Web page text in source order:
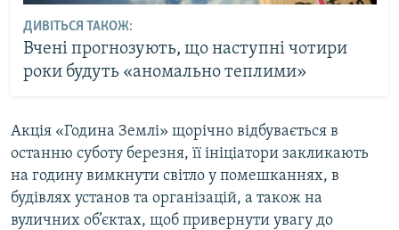
ДИВІТЬСЯ ТАКОЖ:
Вчені прогнозують, що наступні чотири
роки будуть «аномально теплими»
Акція «Година Землі» щорічно відбувається в
останню суботу березня, її ініціатори закликають
на годину вимкнути світло у помешканнях, в
будівлях установ та організацій, а також на
вуличних об’єктах, щоб привернути увагу до